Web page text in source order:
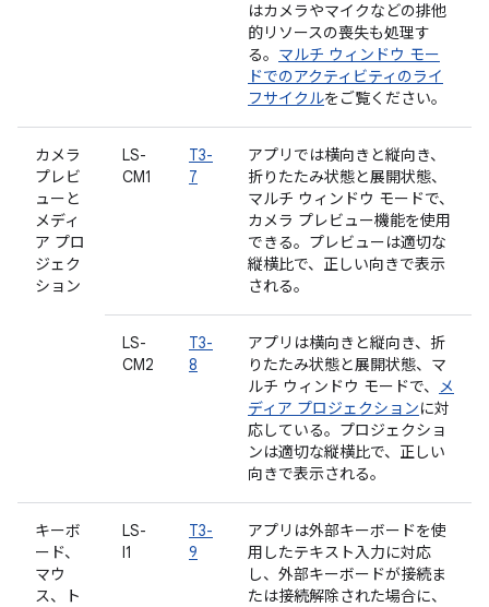
はカメラやマイクなどの排他
的リソースの喪失も処理す
る。 マルチ ウィンドウ モー
ドでのアクティビティのライ
フサイクルをご覧ください。
カメラ
プレビ
ューと
メディ
ア プロ
ジェク
ション
LS-
CM1
T3-
7
アプリでは横向きと縦向き、
折りたたみ状態と展開状態、
マルチ ウィンドウ モードで、
カメラ プレビュー機能を使用
できる。プレビューは適切な
縦横比で、正しい向きで表示
される。
LS-
CM2
T3-
8
アプリは横向きと縦向き、折
りたたみ状態と展開状態、マ
ルチ ウィンドウ モードで、 メ
ディア プロジェクションに対
応している。プロジェクショ
ンは適切な縦横比で、正しい
向きで表示される。
キーボ
ード、
マウ
ス、ト
LS-
I1
T3-
9
アプリは外部キーボードを使
用したテキスト入力に対応
し、外部キーボードが接続ま
たは接続解除された場合に、